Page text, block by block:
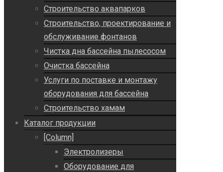
Строительство аквапарков
Строительство, проектирование и
обслуживание фонтанов
Чистка дна бассейна пылесосом
Очистка бассейна
Услуги по поставке и монтажу
оборудования для бассейна
Строительство хамам
Каталог продукции
[Column]
Электролизеры
Оборудование для